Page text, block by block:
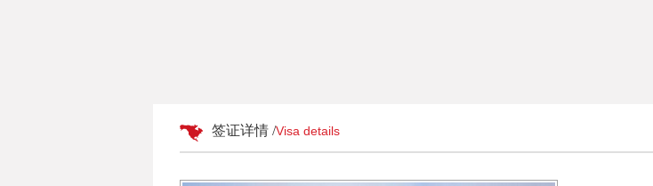
签证详情 /Visa details